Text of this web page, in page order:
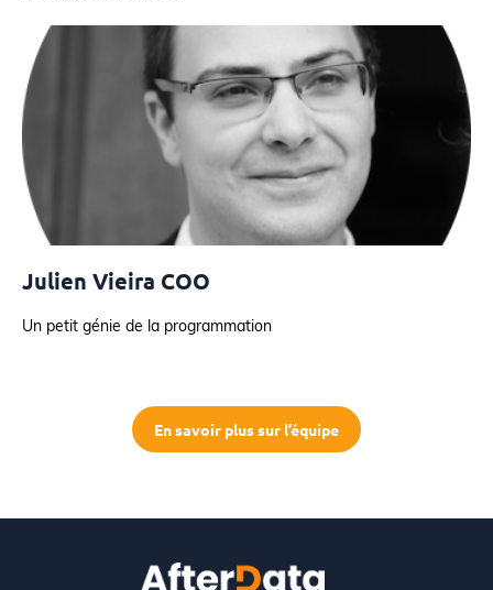
Julien Vieira COO
Un petit génie de la programmation
En savoir plus sur l’équipe